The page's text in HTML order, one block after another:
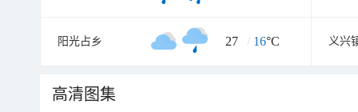
阳光占乡 27 / 16°C 义兴
高清图集